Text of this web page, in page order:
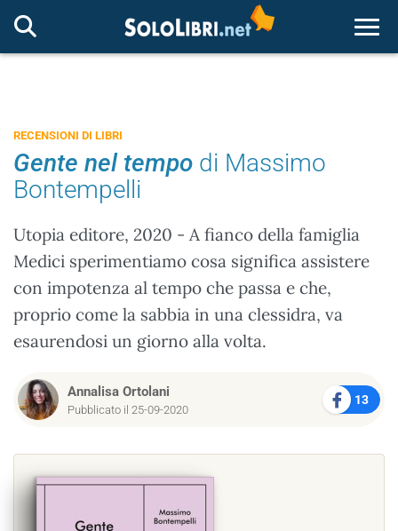
RECENSIONI DI LIBRI
Gente nel tempo di Massimo
Bontempelli
Utopia editore, 2020 - A fianco della famiglia
Medici sperimentiamo cosa significa assistere
con impotenza al tempo che passa e che,
proprio come la sabbia in una clessidra, va
esaurendosi un giorno alla volta.
Annalisa Ortolani
Pubblicato il 25-09-2020
13